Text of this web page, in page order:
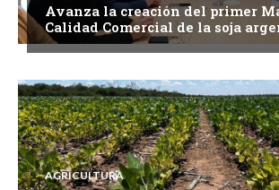
Avanza la creación del primer
Calidad Comercial de la soja
AGRICULTURA